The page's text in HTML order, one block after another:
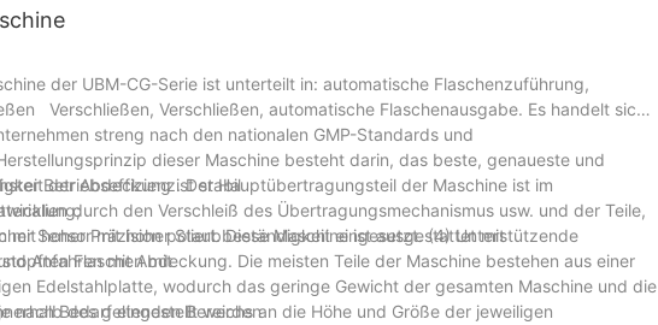
der UBM-CG-Serie ist unterteilt in: automatische Flaschenzuführung,
Verschließen, Verschließen, automatische Flaschenausgabe. Es handelt sich
streng nach den nationalen GMP-Standards und
dieser Maschine besteht darin, das beste, genaueste und
Betriebseffizienz. Der Hauptübertragungsteil der Maschine ist im
durch den Verschleiß des Übertragungsmechanismus usw. und der Teile,
hoher Präzision poliert. Diese Maschine ist ausgestattet mit
Anfahren mit Abdeckung. Die meisten Teile der Maschine bestehen aus einer
Edelstahlplatte, wodurch das geringe Gewicht der gesamten Maschine und die
des geltenden Bereichs an die Höhe und Größe der jeweiligen
der Abdeckung ist stabil
Sensor mit hoher Staubbeständigkeit eingesetzt. (4) Unterstützende
Flaschen mit
nach Bedarf eingestellt werden